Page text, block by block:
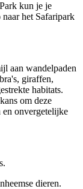
kun je je
het Safaripark
aan wandelpaden
giraffen,
habitats.
om deze
en onvergetelijke
dieren.